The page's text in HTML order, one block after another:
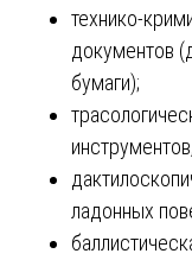
технико-
документов
бумаги);
ладонных